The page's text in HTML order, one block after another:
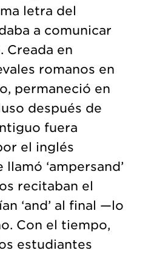
letra del
a comunicar
Creada en
romanos en
permaneció en
después de
fuera
el inglés
‘ampersand’
recitaban el
‘and’ al final —lo
Con el tiempo,
estudiantes